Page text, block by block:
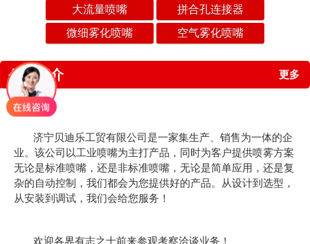
大流量喷嘴
拼合孔连接器
微细雾化喷嘴
空气雾化喷嘴
公司简介 更多
济宁贝迪乐工贸有限公司是一家集生产、销售为一体的企
业。该公司以工业喷嘴为主打产品，同时为客户提供喷雾方案
无论是标准喷嘴，还是非标准喷嘴，无论是简单应用，还是复
杂的自动控制，我们都会为您提供好的产品。从设计到选型，
从安装到调试，我们会给您服务！
欢迎各界有志之士前来参观考察洽谈业务！